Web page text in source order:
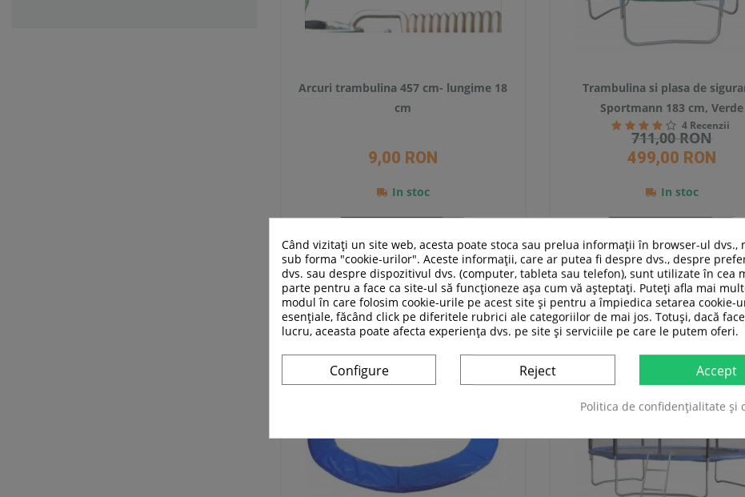
Arcuri trambulina 457 cm- lungime 18
cm
9,00 RON
In stoc
Compara
Trambulina si plasa de
Sportmann 183 cm, Verde
4 Recenzii
711,00 RON
499,00 RON
In stoc
Compara
Când vizitați un site web, acesta poate stoca sau prelua informații în browser-ul dvs.,
sub forma "cookie-urilor". Aceste informații, care ar putea fi despre dvs., despre
dvs. sau despre dispozitivul dvs. (computer, tableta sau telefon), sunt utilizate în cea
parte pentru a face ca site-ul să funcționeze așa cum vă așteptați. Puteți afla mai
modul în care folosim cookie-urile pe acest site și pentru a împiedica setarea cookie-
esențiale, făcând click pe diferitele rubrici ale categoriilor de mai jos. Totuși, dacă
lucru, aceasta poate afecta experiența dvs. pe site și serviciile pe care le putem oferi.
Configure Reject Accept
Politica de confidențialitate și